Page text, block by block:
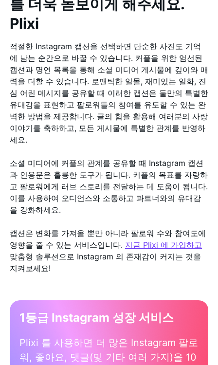
를 더욱 돋보이게 해주세요.
Plixi
적절한 Instagram 캡션을 선택하면 단순한 사진도 기억
에 남는 순간으로 바꿀 수 있습니다. 커플을 위한 엄선된
캡션과 명언 목록을 통해 소셜 미디어 게시물에 깊이와 매
력을 더할 수 있습니다. 로맨틱한 일몰, 재미있는 일화, 진
심 어린 메시지를 공유할 때 이러한 캡션은 둘만의 특별한
유대감을 표현하고 팔로워들의 참여를 유도할 수 있는 완
벽한 방법을 제공합니다. 글의 힘을 활용해 여러분의 사랑
이야기를 축하하고, 모든 게시물에 특별한 관계를 반영하
세요.
소셜 미디어에 커플의 관계를 공유할 때 Instagram 캡션
과 인용문은 훌륭한 도구가 됩니다. 커플의 목표를 자랑하
고 팔로워에게 러브 스토리를 전달하는 데 도움이 됩니다.
이를 사용하여 오디언스와 소통하고 파트너와의 유대감
을 강화하세요.
캡션은 변화를 가져올 뿐만 아니라 팔로워 수와 참여도에
영향을 줄 수 있는 서비스입니다. 지금 Plixi 에 가입하고
맞춤형 솔루션으로 Instagram 의 존재감이 커지는 것을
지켜보세요!
1등급 Instagram 성장 서비스
Plixi 를 사용하면 더 많은 Instagram 팔로
워, 좋아요, 댓글(및 기타 여러 가지)을 10